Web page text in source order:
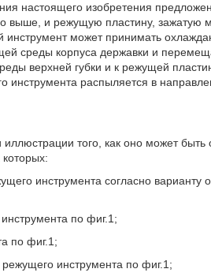
настоящего изобретения
выше, и режущую пластину, зажатую
инструмент может принимать
среды корпуса державки и
верхней губки и к режущей
инструмента распыляется в
того, как оно может быть
инструмента согласно варианту
по фиг.1;
по фиг.1;
инструмента по фиг.1;